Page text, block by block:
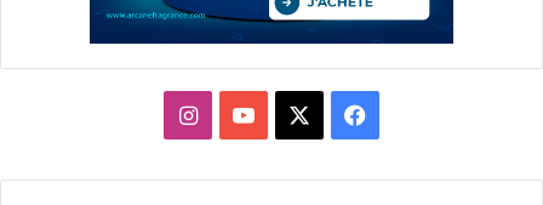
فيسبوك يوتيوبانستقرام